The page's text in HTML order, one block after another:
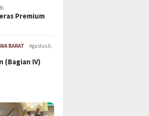
Premium
BARAT
Agustus 6,
(Bagian IV)